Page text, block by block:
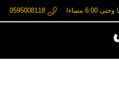
0595008118